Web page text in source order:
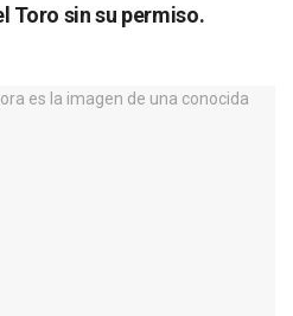
Toro sin su permiso.